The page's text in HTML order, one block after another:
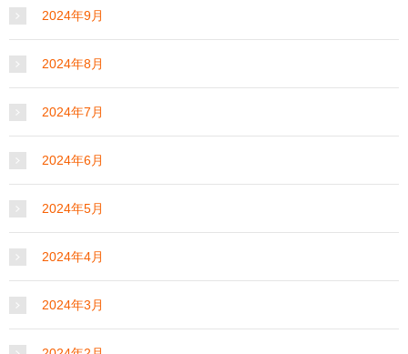
2024年9月
2024年8月
2024年7月
2024年6月
2024年5月
2024年4月
2024年3月